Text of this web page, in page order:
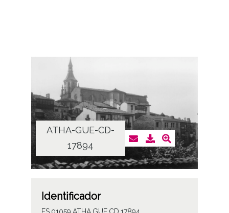
ATHA-GUE-CD-
17894
Identificador